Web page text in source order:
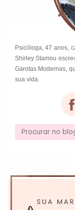
Psicóloga, 47 anos,
Shirley Stamou
Garotas Modernas,
sua vida.